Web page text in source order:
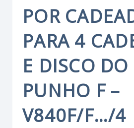
POR
PARA 4
E DISCO DO
PUNHO F –
V840F/F…/4